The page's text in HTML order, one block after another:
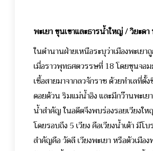
พะเยา ขุนเขาและธารน้ำใหญ่ / วิยะด
ในตำนานฝ่ายเหนือระบุว่าเมืองพะเยา
เมื่อราวพุทธศตวรรษที่ 18 โดยขุนจอ
เชื้อสายมาจากลวจักราช ด้วยทำเลที่ตั้
ดอยด้วน ริมแม่น้ำอิง และมีกว๊านพะเย
น้ำสำคัญ ในอดีตจึงพบร่องรอยเวียงใ
โดยรอบถึง 5 เวียง คือเวียงน้ำเต้า มีโ
สำคัญคือ วัดลี เวียงพะเยา หรือตัวเมือง